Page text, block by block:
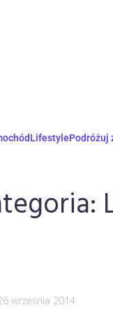
LifestylePodróżuj
września 2014